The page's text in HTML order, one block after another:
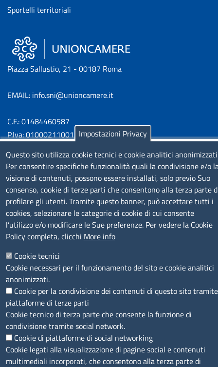
Sportelli territoriali
Piazza Sallustio, 21 - 00187 Roma
EMAIL: info.sni@unioncamere.it
C.F.: 01484460587
P.Iva: 01000211001
SERVIZIO REALIZZATO DA
SEGUICI SU
MENÙ PRIVACY
Note legali Privacy e cookie policy
© 2023 SNI Servizio Nuove Imprese
Impostazioni Privacy
Questo sito utilizza cookie tecnici e cookie analitici
Per consentire specifiche funzionalità quali la condivisione e/o
visione di contenuti, possono essere installati, solo previo Suo
consenso, cookie di terze parti che consentono alla terza parte
profilare gli utenti. Tramite questo banner, può accettare tutti i
cookies, selezionare le categorie di cookie di cui consente
l’utilizzo e/o modificare le Sue preferenze. Per vedere la Cookie
Policy completa, clicchi More info
Cookie tecnici
Cookie necessari per il funzionamento del sito e cookie analitici
anonimizzati.
Cookie per la condivisione dei contenuti di questo sito tramite
piattaforme di terze parti
Cookie tecnico di terza parte che consente la funzione di
condivisione tramite social network.
Cookie di piattaforme di social networking
Cookie legati alla visualizzazione di pagine social e contenuti
multimediali incorporati, che consentono alla terza parte di